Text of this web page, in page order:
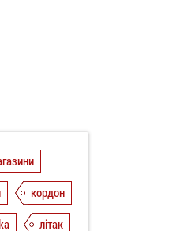
кордон
літак